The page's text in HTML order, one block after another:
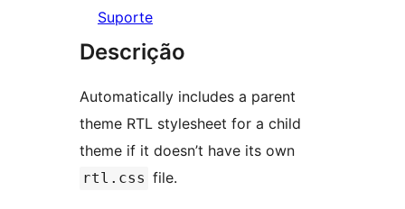
Suporte
Descrição
Automatically includes a parent
theme RTL stylesheet for a child
theme if it doesn’t have its own
rtl.css file.